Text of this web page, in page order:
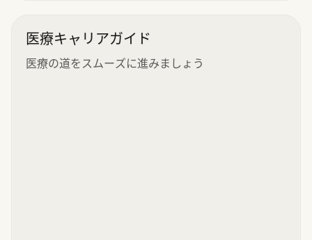
医療キャリアガイド
医療の道をスムーズに進みましょう